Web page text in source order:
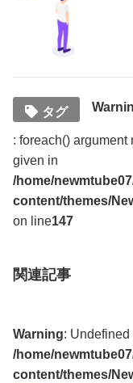
タグ
: foreach() argument
given in
/home/
content/themes/
on line147
関連記事
Warning:
/home/
content/themes/